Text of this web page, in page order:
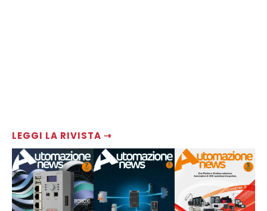
LEGGI LA RIVISTA ⇢